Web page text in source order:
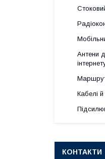
Антени
Кабелі
КОНТАКТИ